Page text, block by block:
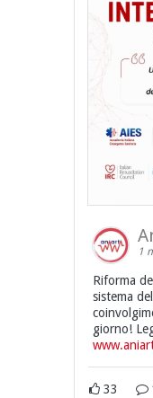
1
Riforma
sistema
giorno!
33